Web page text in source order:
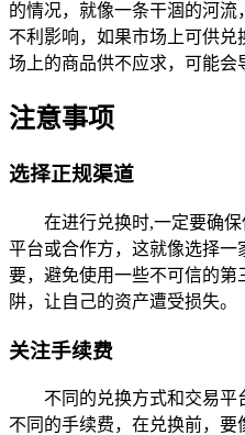
的情况，就像一条干涸的河
不利影响，如果市场上可供兑
场上的商品供不应求，可能会
注意事项
选择正规渠道
在进行兑换时,一定要确
平台或合作方，这就像选择
要，避免使用一些不可信的
阱，让自己的资产遭受损失。
关注手续费
不同的兑换方式和交易平
不同的手续费，在兑换前，